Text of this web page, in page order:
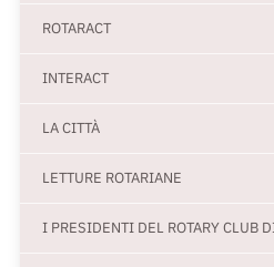
ROTARACT
INTERACT
LA CITTÀ
LETTURE ROTARIANE
I PRESIDENTI DEL ROTARY CLUB